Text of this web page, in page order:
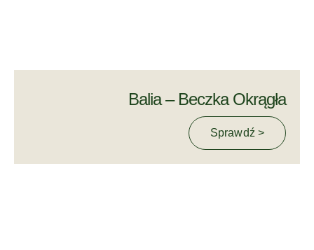
Balia – Beczka Okrągła
Sprawdź >